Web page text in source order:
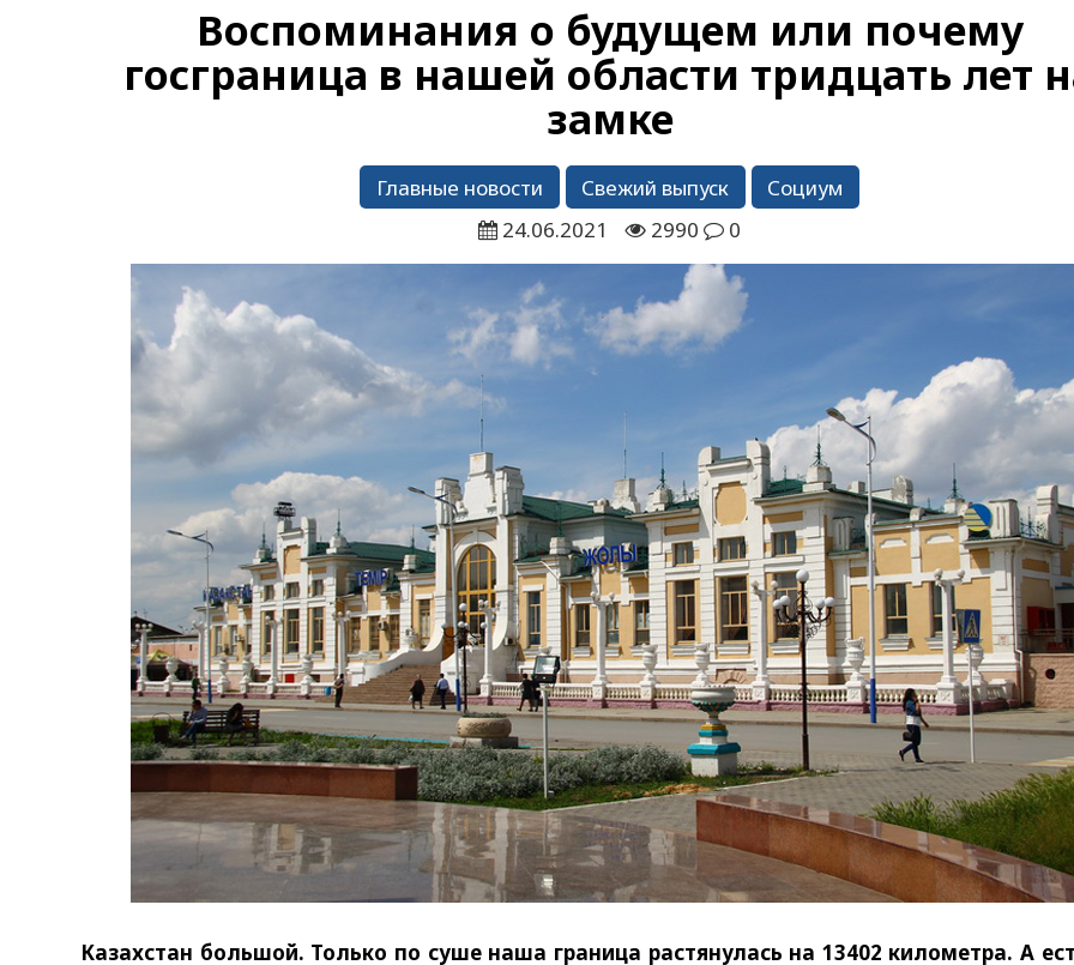
Воспоминания о будущем или почему
госграница в нашей области тридцать лет
замке
Главные новости Свежий выпуск
Социум
24.06.2021
2990 0
Казахстан большой. Только по суше наша граница растянулась на 13402 километра. А